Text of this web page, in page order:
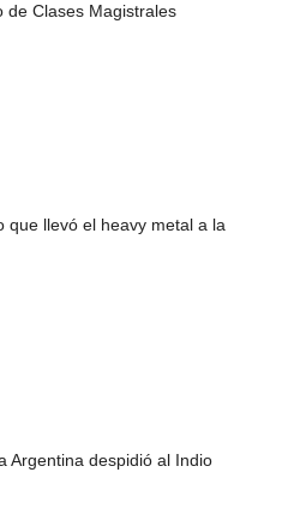
de Clases Magistrales
que llevó el heavy metal a la
Argentina despidió al Indio